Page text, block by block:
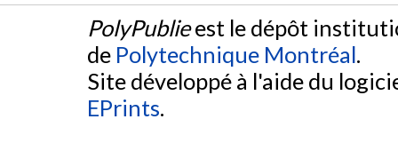
PolyPublieest le dépôt
de Polytechnique Montréal.
Site développé à l'aide du
EPrints.